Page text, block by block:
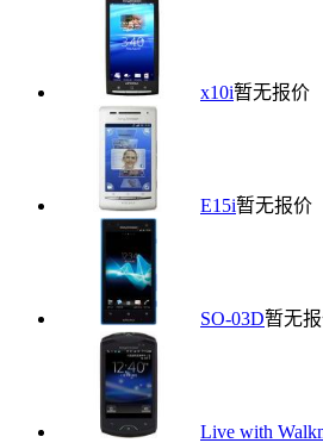
x10i暂无报价
E15i暂无报价
SO-03D暂无
Live with